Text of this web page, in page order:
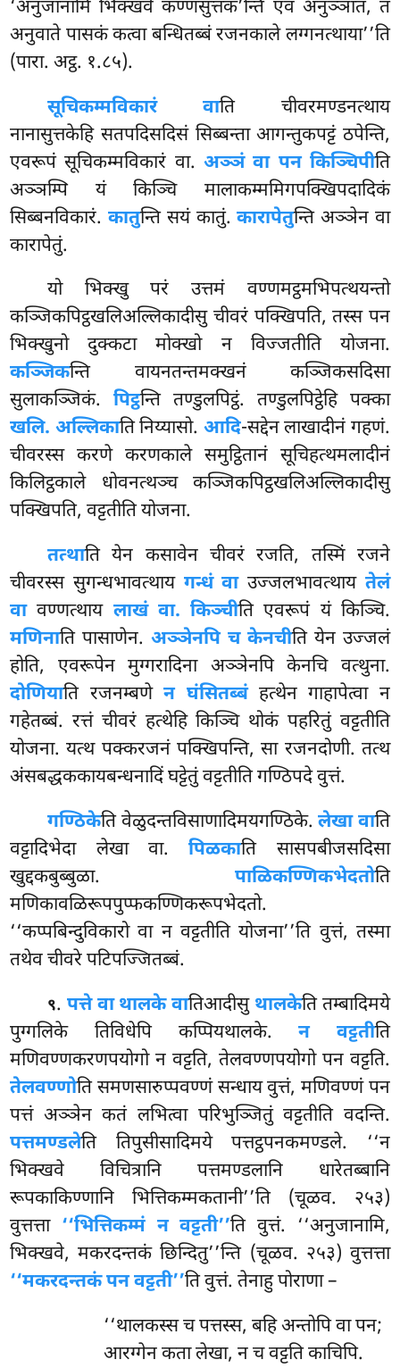
‘अनुजानामि भिक्खवे कण्णसुत्तक’न्ति एवं अनुञ्ञातं, तं
अनुवाते पासकं कत्वा बन्धितब्बं रजनकाले लग्गनत्थाया’’ति
(पारा. अट्ठ. १.८५).
सूचिकम्मविकारं वाति चीवरमण्डनत्थाय
नानासुत्तकेहि सतपदिसदिसं सिब्बन्ता आगन्तुकपट्टं ठपेन्ति,
एवरूपं सूचिकम्मविकारं वा. अञ्ञं वा पन किञ्चिपीति
अञ्ञम्पि यं किञ्चि मालाकम्ममिगपक्खिपदादिकं
सिब्बनविकारं. कातुन्ति सयं कातुं.कारापेतुन्ति अञ्ञेन वा
कारापेतुं.
यो भिक्खु परं उत्तमं वण्णमट्ठमभिपत्थयन्तो
कञ्जिकपिट्ठखलिअल्लिकादीसु चीवरं पक्खिपति, तस्स पन
भिक्खुनो दुक्कटा मोक्खो न विज्जतीति योजना.
कञ्जिकन्ति वायनतन्तमक्खनं कञ्जिकसदिसा
सुलाकञ्जिकं.पिट्ठन्ति तण्डुलपिट्ठं. तण्डुलपिट्ठेहि पक्का
खलि. अल्लिकाति निय्यासो. आदि-सद्देन लाखादीनं गहणं.
चीवरस्स करणे करणकाले समुट्ठितानं सूचिहत्थमलादीनं
किलिट्ठकाले धोवनत्थञ्च कञ्जिकपिट्ठखलिअल्लिकादीसु
पक्खिपति, वट्टतीति योजना.
तत्थाति येन कसावेन चीवरं रजति, तस्मिं रजने
चीवरस्स सुगन्धभावत्थाय गन्धं वाउज्जलभावत्थाय तेलं
वावण्णत्थाय लाखं वा. किञ्चीति एवरूपं यं किञ्चि.
मणिनाति पासाणेन.अञ्ञेनपि च केनचीति येन उज्जलं
होति, एवरूपेन मुग्गरादिना अञ्ञेनपि केनचि वत्थुना.
दोणियाति रजनम्बणेन घंसितब्बंहत्थेन गाहापेत्वा न
गहेतब्बं. रत्तं चीवरं हत्थेहि किञ्चि थोकं पहरितुं वट्टतीति
योजना. यत्थ पक्करजनं पक्खिपन्ति, सा रजनदोणी. तत्थ
अंसबद्धककायबन्धनादिं घट्टेतुं वट्टतीति गण्ठिपदे वुत्तं.
गण्ठिकेति वेळुदन्तविसाणादिमयगण्ठिके.लेखा वाति
वट्टादिभेदा लेखा वा.पिळकाति सासपबीजसदिसा
खुद्दकबुब्बुळा. पाळिकण्णिकभेदतोति
मणिकावळिरूपपुप्फकण्णिकरूपभेदतो.
‘‘कप्पबिन्दुविकारो वा न वट्टतीति योजना’’ति वुत्तं, तस्मा
तथेव चीवरे पटिपज्जितब्बं.
९. पत्ते वा थालके वातिआदीसु थालकेति तम्बादिमये
पुग्गलिके तिविधेपि कप्पियथालके.न वट्टतीति
मणिवण्णकरणपयोगो न वट्टति, तेलवण्णपयोगो पन वट्टति.
तेलवण्णोति समणसारुप्पवण्णं सन्धाय वुत्तं, मणिवण्णं पन
पत्तं अञ्ञेन कतं लभित्वा परिभुञ्जितुं वट्टतीति वदन्ति.
पत्तमण्डलेति तिपुसीसादिमये पत्तट्ठपनकमण्डले. ‘‘न
भिक्खवे विचित्रानि पत्तमण्डलानि धारेतब्बानि
रूपकाकिण्णानि भित्तिकम्मकतानी’’ति (चूळव. २५३)
वुत्तत्ता ‘‘भित्तिकम्मं न वट्टती’’ति वुत्तं. ‘‘अनुजानामि,
भिक्खवे, मकरदन्तकं छिन्दितु’’न्ति (चूळव. २५३) वुत्तत्ता
‘‘मकरदन्तकं पन वट्टती’’ति वुत्तं. तेनाहु पोराणा –
‘‘थालकस्स च पत्तस्स, बहि अन्तोपि वा पन;
आरग्गेन कता लेखा, न च वट्टति काचिपि.